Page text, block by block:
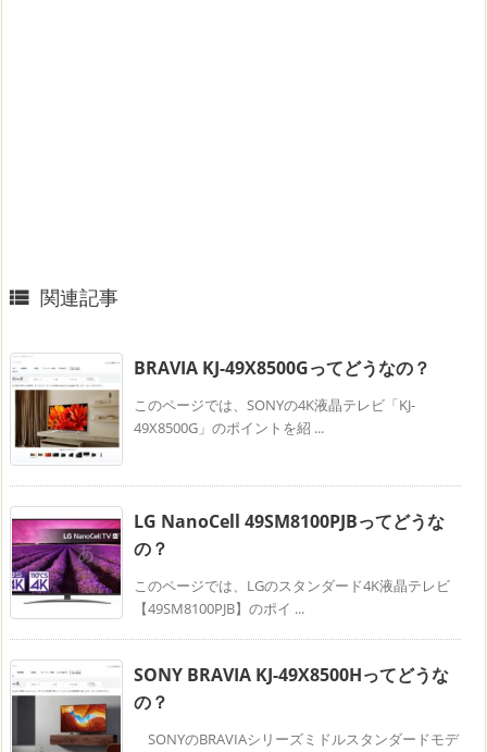
 関連記事
BRAVIA KJ-49X8500Gってどうなの？
このページでは、SONYの4K液晶テレビ「KJ-
49X8500G」のポイントを紹 ...
LG NanoCell 49SM8100PJBってどうな
の？
このページでは、LGのスタンダード4K液晶テレビ
【49SM8100PJB】のポイ ...
SONY BRAVIA KJ-49X8500Hってどうな
の？
SONYのBRAVIAシリーズミドルスタンダードモデ